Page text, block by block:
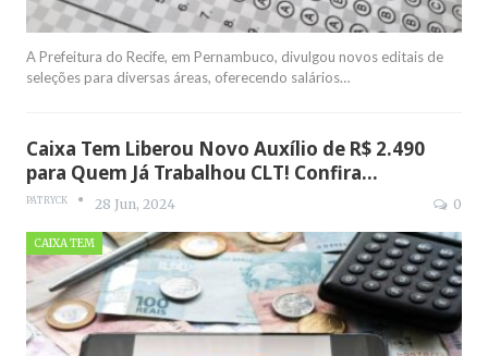
A Prefeitura do Recife, em Pernambuco, divulgou novos editais de
seleções para diversas áreas, oferecendo salários…
Caixa Tem Liberou Novo Auxílio de R$ 2.490
para Quem Já Trabalhou CLT! Confira…
PATRYCK 28 Jun, 2024 0
CAIXA TEM